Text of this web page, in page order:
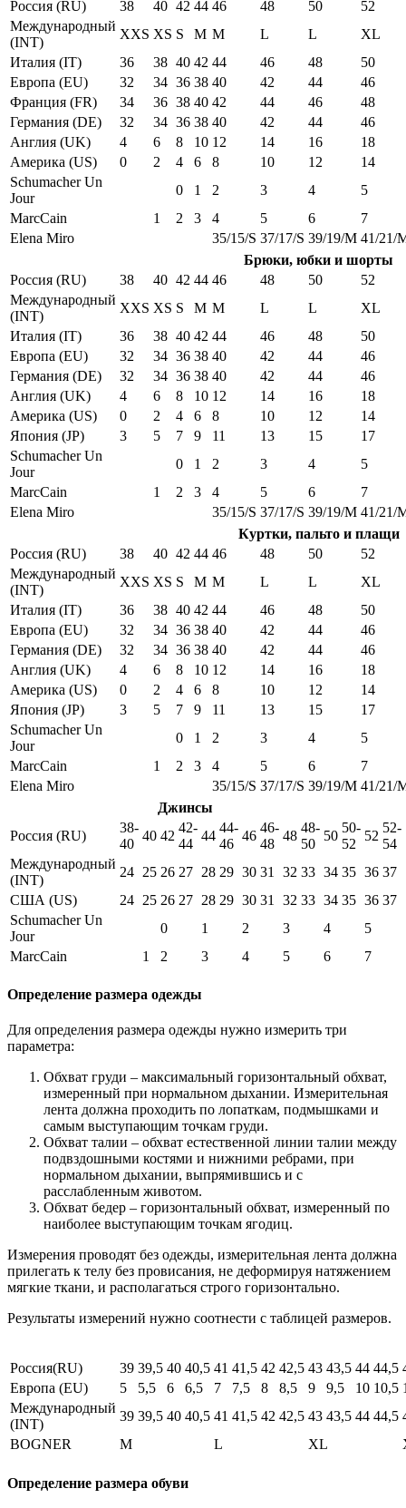
Россия (RU) 38 40 42 44 46 48 50
52
Международный
(INT)
XXS XS S M M L L
XL
Италия (IT)
36 38 40 42 44 46 48
50
Европа (EU)
32 34 36 38 40 42 44
46
Франция (FR)
34 36 38 40 42 44 46
48
Германия (DE)
32 34 36 38 40 42 44
46
Англия (UK)
4 6 8 10 12 14 16
18
Америка (US)
0 2 4 6 8 10 12
14
Schumacher Un
Jour
0 1 2 3 4
5
MarcCain
1 2 3 4 5 6
7
Elena Miro
35/15/S 37/17/S 39/19/M 41/21/
Брюки, юбки и шорты
Россия (RU)
38 40 42 44 46 48 50
52
Международный
(INT)
XXS XS S M M L L
XL
Италия (IT)
36 38 40 42 44 46 48
50
Европа (EU)
32 34 36 38 40 42 44
46
Германия (DE)
32 34 36 38 40 42 44
46
Англия (UK)
4 6 8 10 12 14 16
18
Америка (US)
0 2 4 6 8 10 12
14
Япония (JP)
3 5 7 9 11 13 15
17
Schumacher Un
Jour
0 1 2 3 4
5
MarcCain
1 2 3 4 5 6
7
Elena Miro
35/15/S 37/17/S 39/19/M 41/21/
Куртки, пальто и плащи
Россия (RU)
38 40 42 44 46 48 50
52
Международный
(INT)
XXS XS S M M L L
XL
Италия (IT)
36 38 40 42 44 46 48
50
Европа (EU)
32 34 36 38 40 42 44
46
Германия (DE)
32 34 36 38 40 42 44
46
Англия (UK)
4 6 8 10 12 14 16
18
Америка (US)
0 2 4 6 8 10 12
14
Япония (JP)
3 5 7 9 11 13 15
17
Schumacher Un
Jour
0 1 2 3 4
5
MarcCain
1 2 3 4 5 6
7
Elena Miro
35/15/S 37/17/S 39/19/M 41/21/
Джинсы
Россия (RU)
38-
40
40 42
42-
44
44
44-
46
46
46-
48
48
48-
50
50
50-
52
52
52-
54
Международный
(INT)
24 25 26 27 28 29 30 31 32 33 34 35 36 37
США (US)
24 25 26 27 28 29 30 31 32 33 34 35 36 37
Schumacher Un
Jour
0 1 2 3 4
5
MarcCain
1 2 3 4 5 6 7
Определение размера одежды
Для определения размера одежды нужно измерить три
параметра:
Обхват груди – максимальный горизонтальный обхват,
измеренный при нормальном дыхании. Измерительная
лента должна проходить по лопаткам, подмышками и
самым выступающим точкам груди.
Обхват талии – обхват естественной линии талии между
подвздошными костями и нижними ребрами, при
нормальном дыхании, выпрямившись и с
расслабленным животом.
Обхват бедер – горизонтальный обхват, измеренный по
наиболее выступающим точкам ягодиц.
Измерения проводят без одежды, измерительная лента должна
прилегать к телу без провисания, не деформируя натяжением
мягкие ткани, и располагаться строго горизонтально.
Результаты измерений нужно соотнести с таблицей размеров.
Россия(RU) 39 39,5 40 40,5 41 41,5 42 42,5 43 43,5 44 44,5
Европа (EU)
5 5,5 6 6,5 7 7,5 8 8,5 9 9,5 10 10,5
Международный
(INT)
39 39,5 40 40,5 41 41,5 42 42,5 43 43,5 44 44,5
BOGNER
M L XL
Определение размера обуви